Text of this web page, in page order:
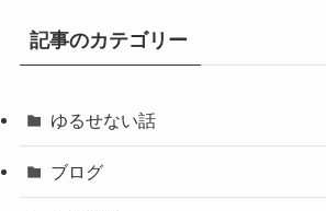
記事のカテゴリー
ゆるせない話
ブログ